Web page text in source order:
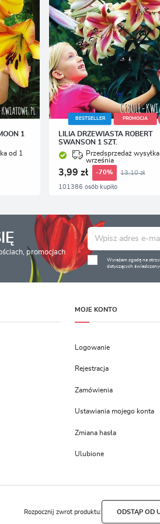
1
od 1
BESTSELLER PROMOCJA
LILIA DRZEWIASTA ROBERT
SWANSON 1 SZT.
Przedsprzedaż wysyłka
września
3,99 zł -70% 13,10 zł
101386 osób kupiło
promocjach
Wyrażam zgodę na
dotyczących
MOJE KONTO
Logowanie
Rejestracja
Zamówienia
Ustawiania mojego konta
Zmiana hasła
Ulubione
Rozpocznij zwrot produktu: ODSTĄP OD